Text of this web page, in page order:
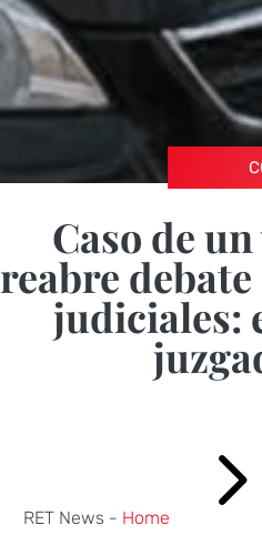
Caso de
reabre
judiciales:
RET News - Home 5